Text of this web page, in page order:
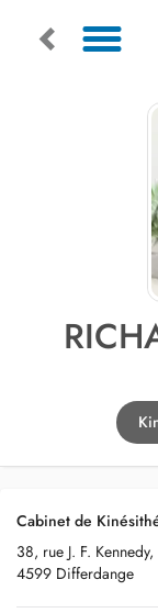
Cabinet de
38, rue J. F. Kennedy,
4599 Differdange